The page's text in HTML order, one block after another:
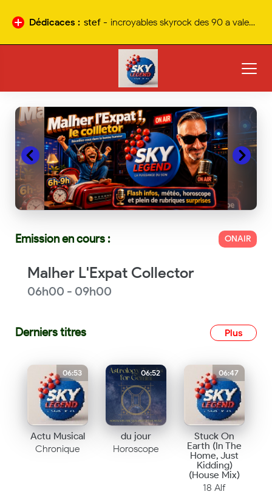
dédicace
Dédicaces : stef - incroyables skyrock des 90 a valencia 95.9fm
Emission en cours : ONAIR
Malher L'Expat Collector
06h00 - 09h00
Derniers titres Plus
06:53
Actu Musical
Chronique
06:52
du jour
Horoscope
06:47
Stuck On
Earth (In The
Home, Just
Kidding)
(House Mix)
18 Alf